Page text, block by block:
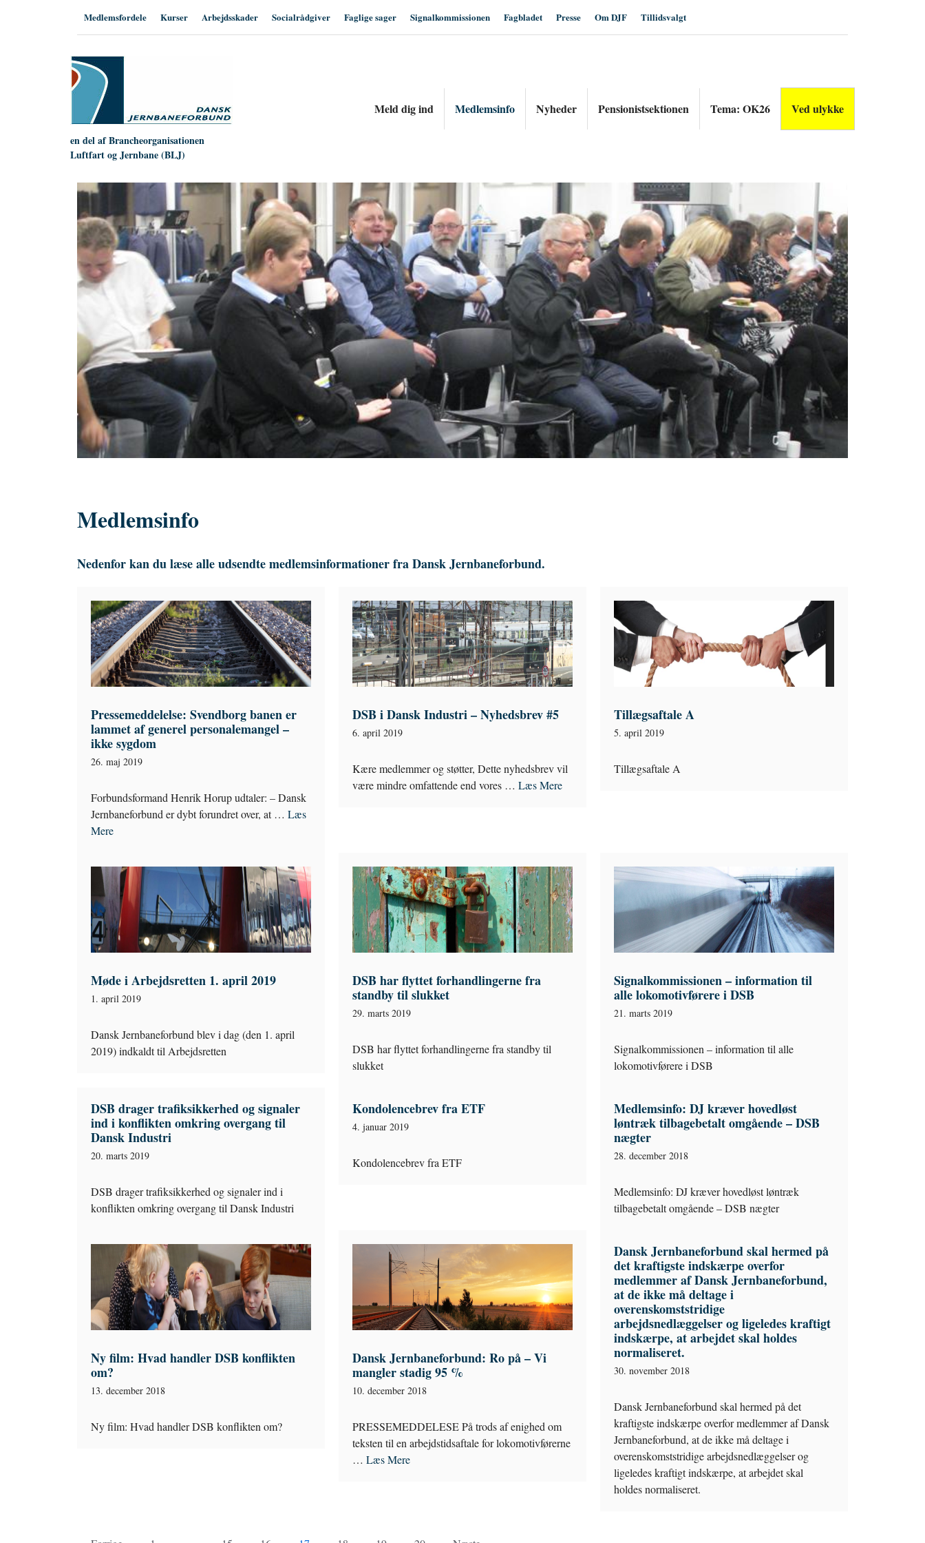
Medlemsfordele Kurser Arbejdsskader Socialrådgiver Faglige sager Signalkommissionen Fagbladet Presse Om DJF Tillidsvalgt
en del af Brancheorganisationen
Luftfart og Jernbane (BLJ)
Meld dig ind Medlemsinfo Nyheder Pensionistsektionen Tema: OK26 Ved ulykke
Medlemsinfo
Nedenfor kan du læse alle udsendte medlemsinformationer fra Dansk Jernbaneforbund.
Pressemeddelelse: Svendborg banen er
lammet af generel personalemangel –
ikke sygdom
26. maj 2019
Forbundsformand Henrik Horup udtaler: – Dansk
Jernbaneforbund er dybt forundret over, at … Læs
Mere
DSB i Dansk Industri – Nyhedsbrev #5
6. april 2019
Kære medlemmer og støtter, Dette nyhedsbrev vil
være mindre omfattende end vores … Læs Mere
Tillægsaftale A
5. april 2019
Tillægsaftale A
Møde i Arbejdsretten 1. april 2019
1. april 2019
Dansk Jernbaneforbund blev i dag (den 1. april
2019) indkaldt til Arbejdsretten
DSB har flyttet forhandlingerne fra
standby til slukket
29. marts 2019
DSB har flyttet forhandlingerne fra standby til
slukket
Signalkommissionen – information til
alle lokomotivførere i DSB
21. marts 2019
Signalkommissionen – information til alle
lokomotivførere i DSB
DSB drager trafiksikkerhed og signaler
ind i konflikten omkring overgang til
Dansk Industri
20. marts 2019
DSB drager trafiksikkerhed og signaler ind i
konflikten omkring overgang til Dansk Industri
Kondolencebrev fra ETF
4. januar 2019
Kondolencebrev fra ETF
Medlemsinfo: DJ kræver hovedløst
løntræk tilbagebetalt omgående – DSB
nægter
28. december 2018
Medlemsinfo: DJ kræver hovedløst løntræk
tilbagebetalt omgående – DSB nægter
Ny film: Hvad handler DSB konflikten
om?
13. december 2018
Ny film: Hvad handler DSB konflikten om?
Dansk Jernbaneforbund: Ro på – Vi
mangler stadig 95 %
10. december 2018
PRESSEMEDDELESE På trods af enighed om
teksten til en arbejdstidsaftale for lokomotivførerne
… Læs Mere
Dansk Jernbaneforbund skal hermed på
det kraftigste indskærpe overfor
medlemmer af Dansk Jernbaneforbund,
at de ikke må deltage i
overenskomststridige
arbejdsnedlæggelser og ligeledes kraftigt
indskærpe, at arbejdet skal holdes
normaliseret.
30. november 2018
Dansk Jernbaneforbund skal hermed på det
kraftigste indskærpe overfor medlemmer af Dansk
Jernbaneforbund, at de ikke må deltage i
overenskomststridige arbejdsnedlæggelser og
ligeledes kraftigt indskærpe, at arbejdet skal
holdes normaliseret.